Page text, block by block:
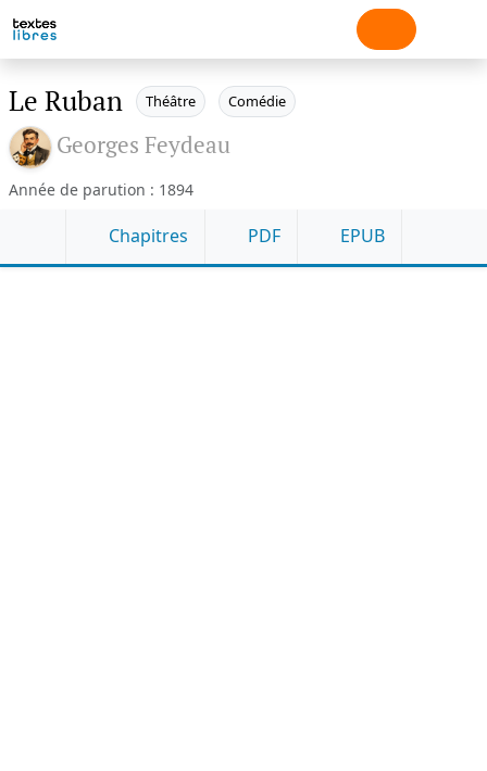
Le Ruban Théâtre Comédie
Georges Feydeau
Année de parution : 1894
Chapitres PDF EPUB